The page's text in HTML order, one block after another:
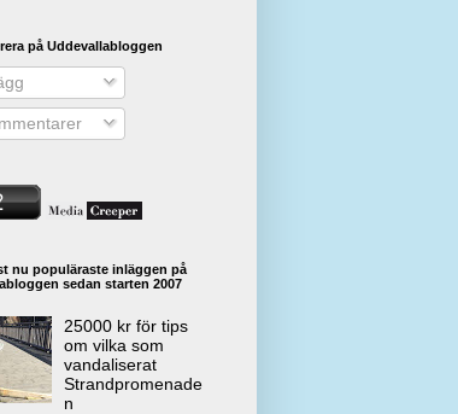
på Uddevallabloggen
nu populäraste inläggen på
sedan starten 2007
25000 kr för tips
om vilka som
vandaliserat
Strandpromenade
n